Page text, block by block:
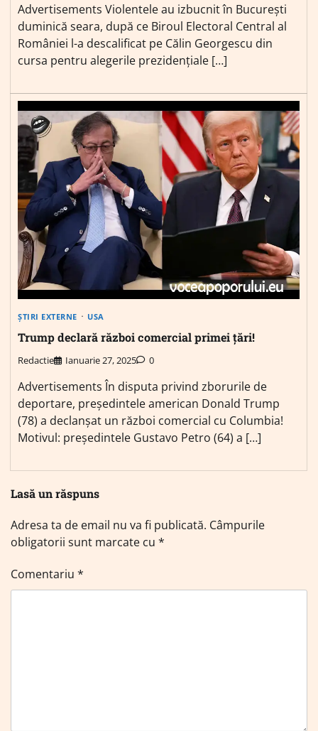
Advertisements Violentele au izbucnit în București
duminică seara, după ce Biroul Electoral Central al
României l-a descalificat pe Călin Georgescu din
cursa pentru alegerile prezidențiale […]
ȘTIRI EXTERNE USA
Trump declară război comercial primei țări!
Redactie Ianuarie 27, 2025 0
Advertisements În disputa privind zborurile de
deportare, președintele american Donald Trump
(78) a declanșat un război comercial cu Columbia!
Motivul: președintele Gustavo Petro (64) a […]
Lasă un răspuns
Adresa ta de email nu va fi publicată. Câmpurile
obligatorii sunt marcate cu *
Comentariu *